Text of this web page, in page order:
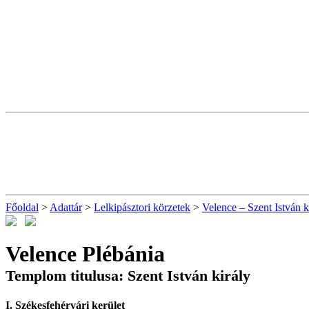
Főoldal > Adattár> Lelkipásztori körzetek > Velence – Szent István
Velence Plébánia
Templom titulusa: Szent István király
I. Székesfehérvári kerület